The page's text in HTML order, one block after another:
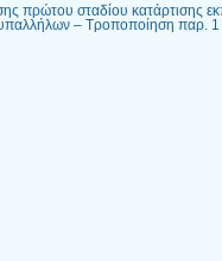
πρώτου σταδίου κατάρτισης
υπαλλήλων – Τροποποίηση παρ.